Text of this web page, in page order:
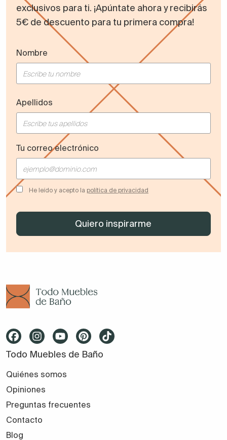
exclusivos para ti. ¡Apúntate ahora y recibirás
5€ de descuento para tu primera compra!
Nombre
Apellidos
Tu correo electrónico
He leído y acepto la política de privacidad
Todo Muebles de Baño
Quiénes somos
Opiniones
Preguntas frecuentes
Contacto
Blog